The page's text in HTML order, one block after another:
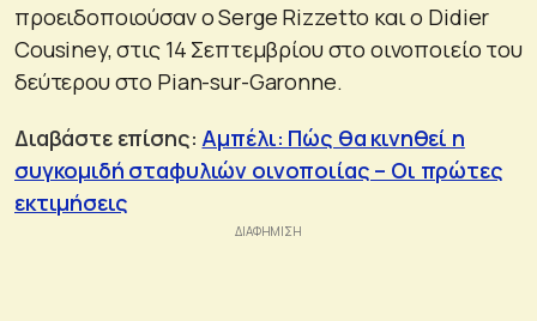
προειδοποιούσαν ο Serge Rizzetto και ο Didier
Cousiney, στις 14 Σεπτεμβρίου στο οινοποιείο του
δεύτερου στο Pian-sur-Garonne.
Διαβάστε επίσης: Αμπέλι: Πώς θα κινηθεί η
συγκομιδή σταφυλιών οινοποιίας – Οι πρώτες
εκτιμήσεις